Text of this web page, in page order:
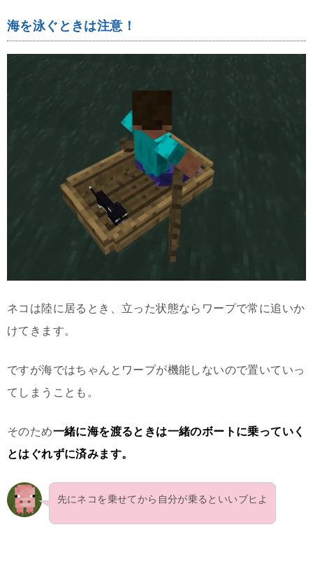
海を泳ぐときは注意！
ネコは陸に居るとき、立った状態ならワープで常に追いか
けてきます。
ですが海ではちゃんとワープが機能しないので置いていっ
てしまうことも。
そのため一緒に海を渡るときは一緒のボートに乗っていく
とはぐれずに済みます。
先にネコを乗せてから自分が乗るといいブヒよ